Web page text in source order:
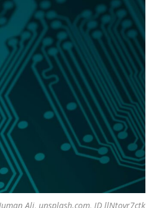
Ali, unsplash.com, ID llNtovr7ctk